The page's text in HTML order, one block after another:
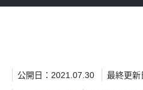
公開日：2021.07.30 最終更